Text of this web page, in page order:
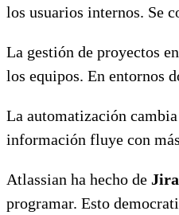
los usuarios internos. Se
La gestión de proyectos
los equipos. En entornos
La automatización
información fluye con
Atlassian ha hecho de
programar. Esto